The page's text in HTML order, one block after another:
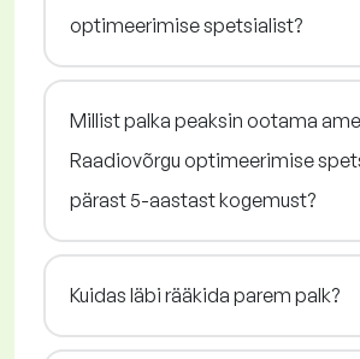
optimeerimise spetsialist?
Millist palka peaksin ootama
Raadiovõrgu optimeerimise
pärast 5-aastast kogemust?
Kuidas läbi rääkida parem palk?